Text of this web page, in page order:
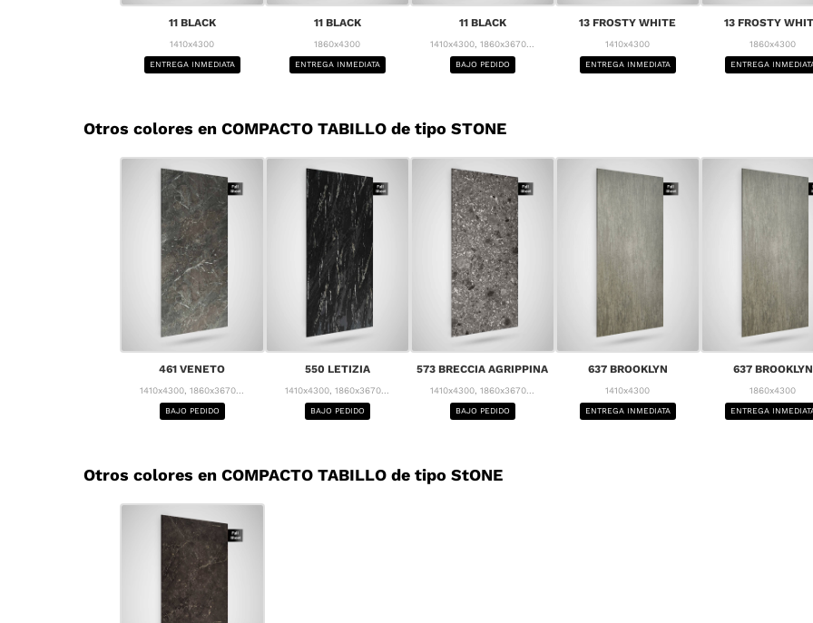
11 BLACK
1410x4300
ENTREGA INMEDIATA
11 BLACK
1860x4300
ENTREGA INMEDIATA
11 BLACK
1410x4300, 1860x3670...
BAJO PEDIDO
13 FROSTY WHITE
1410x4300
ENTREGA INMEDIATA
13 FROSTY
1860x4300
ENTREGA
Otros colores en COMPACTO TABILLO de tipo STONE
461 VENETO
1410x4300, 1860x3670...
BAJO PEDIDO
550 LETIZIA
1410x4300, 1860x3670...
BAJO PEDIDO
573 BRECCIA AGRIPPINA
1410x4300, 1860x3670...
BAJO PEDIDO
637 BROOKLYN
1410x4300
ENTREGA INMEDIATA
637 BROOKLYN
1860x4300
ENTREGA
Otros colores en COMPACTO TABILLO de tipo StONE